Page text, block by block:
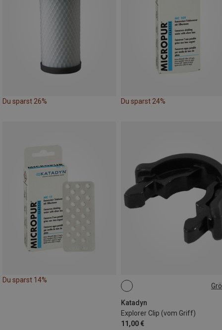
Du sparst 26% Du sparst 24%
Du sparst 14%
Katadyn
Explorer Clip (vom Griff)
11,00 €
ONE SIZE